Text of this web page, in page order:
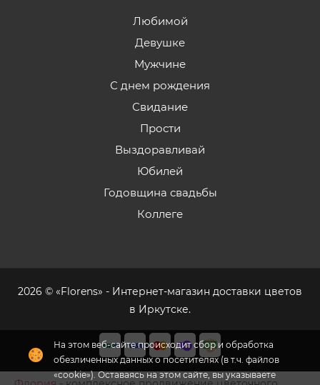
На этом веб-сайте происходит сбор и обработка
обезличенных данных о посетителях (в т.ч. файлов
«cookie»). Оставаясь на этом сайте, вы указываете
Любимой
Девушке
Мужчине
С днем рождения
Свидание
Прости
Выздоравливай
Юбилей
Годовщина свадьбы
Коллеге
2026 © «Florens» - Интернет-магазин доставки цветов
в Иркутске.